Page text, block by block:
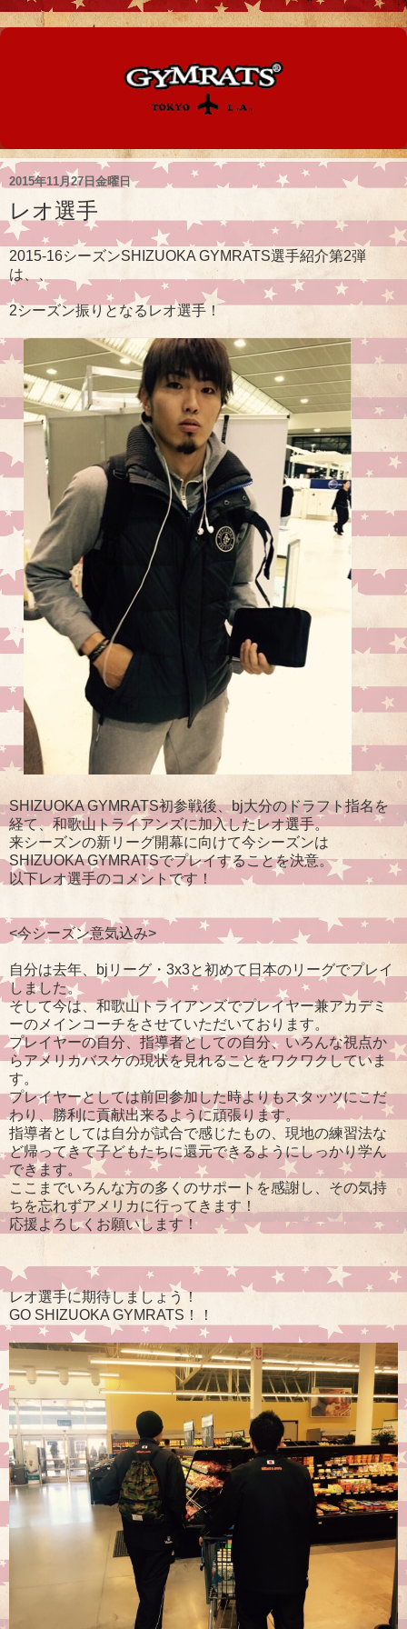
2015年11月27日金曜日
レオ選手
2015-16シーズンSHIZUOKA GYMRATS選手紹介第2弾
は、、
2シーズン振りとなるレオ選手！
SHIZUOKA GYMRATS初参戦後、bj大分のドラフト指名を
経て、和歌山トライアンズに加入したレオ選手。
来シーズンの新リーグ開幕に向けて今シーズンは
SHIZUOKA GYMRATSでプレイすることを決意。
以下レオ選手のコメントです！
<今シーズン意気込み>
自分は去年、bjリーグ・3x3と初めて日本のリーグでプレイ
しました。
そして今は、和歌山トライアンズでプレイヤー兼アカデミ
ーのメインコーチをさせていただいております。
プレイヤーの自分、指導者としての自分、いろんな視点か
らアメリカバスケの現状を見れることをワクワクしていま
す。
プレイヤーとしては前回参加した時よりもスタッツにこだ
わり、勝利に貢献出来るように頑張ります。
指導者としては自分が試合で感じたもの、現地の練習法な
ど帰ってきて子どもたちに還元できるようにしっかり学ん
できます。
ここまでいろんな方の多くのサポートを感謝し、その気持
ちを忘れずアメリカに行ってきます！
応援よろしくお願いします！
レオ選手に期待しましょう！
GO SHIZUOKA GYMRATS！！